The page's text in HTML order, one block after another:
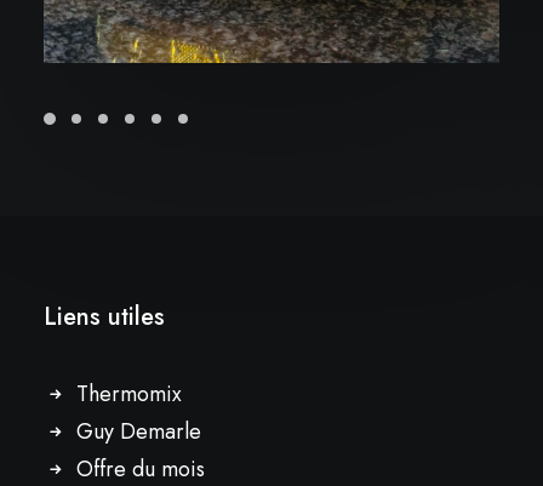
Liens utiles
Thermomix
Guy Demarle
Offre du mois